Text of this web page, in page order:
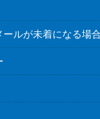
ルが未着になる場合